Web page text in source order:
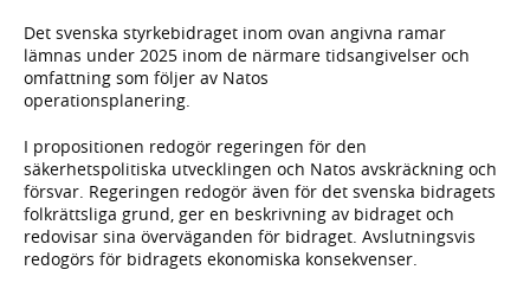
Det svenska styrkebidraget inom ovan angivna ramar
lämnas under 2025 inom de närmare tidsangivelser och
omfattning som följer av Natos
operationsplanering.
I propositionen redogör regeringen för den
säkerhetspolitiska utvecklingen och Natos avskräckning och
försvar. Regeringen redogör även för det svenska bidragets
folkrättsliga grund, ger en beskrivning av bidraget och
redovisar sina överväganden för bidraget. Avslutningsvis
redogörs för bidragets ekonomiska konsekvenser.